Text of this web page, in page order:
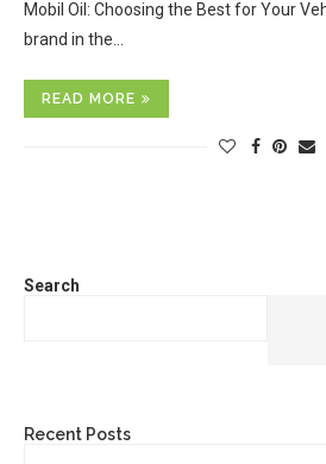
Mobil Oil: Choosing the Best for Your
brand in the…
READ MORE
Search
Recent Posts